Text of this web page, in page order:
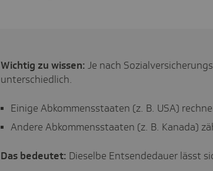
Wichtig zu wissen: Je nach
unterschiedlich.
Einige Abkommensstaaten (z. B. USA)
Andere Abkommensstaaten (z. B. Kanada)
Das bedeutet: Dieselbe Entsendedauer lässt